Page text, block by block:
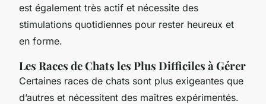
est également très actif et nécessite des
stimulations quotidiennes pour rester heureux et
en forme.
Les Races de Chats les Plus Difficiles à Gérer
Certaines races de chats sont plus exigeantes que
d’autres et nécessitent des maîtres expérimentés.